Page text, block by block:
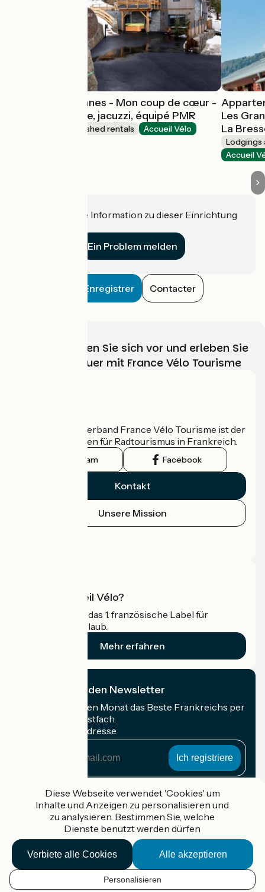
DE
Chalet 8 personnes - Mon coup de cœur -
espace bien être, jacuzzi, équipé PMR
Lodgings and furnished rentals Accueil Vélo
Les
La
Lodgings
Accueil
Haben Sie eine Information zu dieser Einrichtung
Ein Problem melden
Enregistrer Contacter
Wählen, bereiten Sie sich vor und erleben Sie
Ihr Radabenteuer mit France Vélo Tourisme
Der nationale Verband France Vélo Tourisme ist der
offizielle Leitfaden für Radtourismus in Frankreich.
Instagram Facebook
Kontakt
Unsere Mission
Was ist Accueil Vélo?
Accueil Vélo ist das 1. französische Label für
Radfahrer im Urlaub.
Mehr erfahren
Ich abonniere den Newsletter
Erhalten Sie jeden Monat das Beste Frankreichs per
Rad in Ihrem Postfach.
Meine E-Mail-Adresse
Adresse
Gefördert im Rahmen von Destination France
Accueil Vélo Pro
Kontakt
Rechtliche Informationen
Diese Webseite verwendet 'Cookies' um
Inhalte und Anzeigen zu personalisieren und
zu analysieren. Bestimmen Sie, welche
Dienste benutzt werden dürfen
Alle akzeptieren
Verbiete alle Cookies
Personalisieren